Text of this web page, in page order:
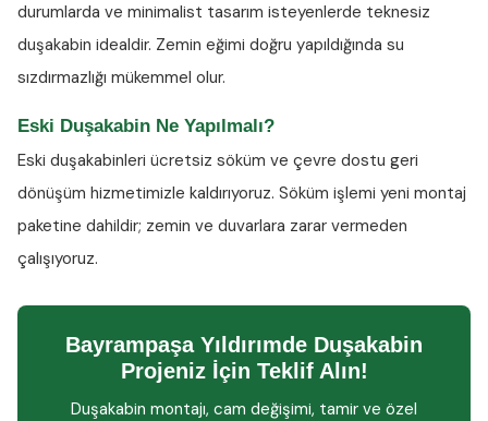
durumlarda ve minimalist tasarım isteyenlerde teknesiz
duşakabin idealdir. Zemin eğimi doğru yapıldığında su
sızdırmazlığı mükemmel olur.
Eski Duşakabin Ne Yapılmalı?
Eski duşakabinleri ücretsiz söküm ve çevre dostu geri
dönüşüm hizmetimizle kaldırıyoruz. Söküm işlemi yeni montaj
paketine dahildir; zemin ve duvarlara zarar vermeden
çalışıyoruz.
Bayrampaşa Yıldırımde Duşakabin
Projeniz İçin Teklif Alın!
Duşakabin montajı, cam değişimi, tamir ve özel